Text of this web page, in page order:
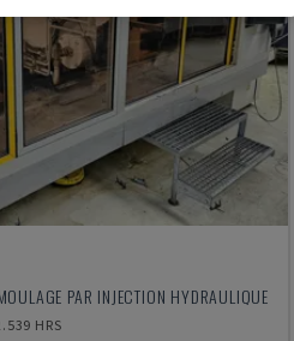
PAR INJECTION HYDRAULIQUE
HRS